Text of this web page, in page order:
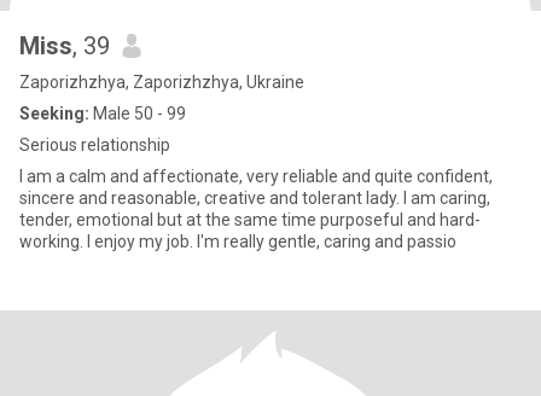
Miss, 39
Zaporizhzhya, Zaporizhzhya, Ukraine
Seeking: Male 50 - 99
Serious relationship
I am a calm and affectionate, very reliable and quite confident,
sincere and reasonable, creative and tolerant lady. I am caring,
tender, emotional but at the same time purposeful and hard-
working. I enjoy my job. I'm really gentle, caring and passio